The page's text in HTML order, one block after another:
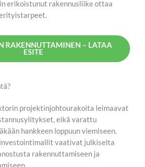
erikoistunut rakennusliike ottaa
RAKENNUTTAMINEN – LATAA
ESITE
projektinjohtourakoita leimaavat
eikä varattu
hankkeen loppuun viemiseen.
vaativat julkiselta
rakennuttamiseen ja